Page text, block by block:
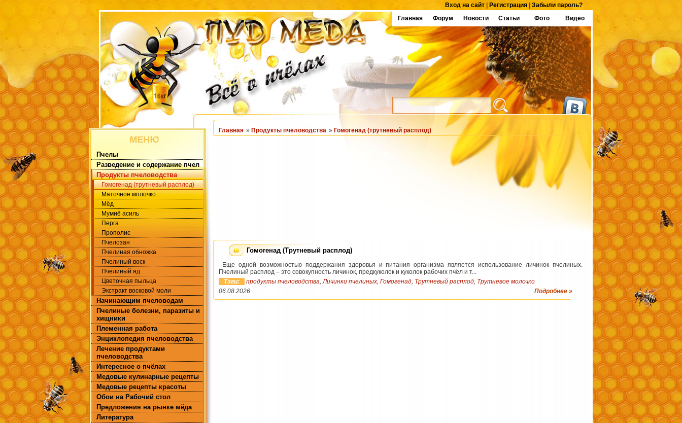
Вход на сайт Регистрация
Забыли пароль?
Главная
Форум Новости Статьи Фото Видео
Пчелы
Разведение и содержание пчел
Продукты пчеловодства
Гомогенад (трутневый расплод)
Маточное молочко
Мёд
Мумиё асиль
Перга
Прополис
Пчелозан
Пчелиная обножка
Пчелиный воск
Пчелиный яд
Цветочная пыльца
Экстракт восковой моли
Начинающим пчеловодам
Пчелиные болезни, паразиты и
хищники
Племенная работа
Энциклопедия пчеловодства
Лечение продуктами
пчеловодства
Интересное о пчёлах
Медовые кулинарные рецепты
Медовые рецепты красоты
Обои на Рабочий стол
Предложения на рынке мёда
Литература
Главная » Продукты пчеловодства » Гомогенад (трутневый расплод)
Гомогенад (Трутневый расплод)
Еще одной возможностью поддержания здоровья и питания организма является использование личинок пчелиных.
Пчелиный расплод – это совокупность личинок, предкуколок и куколок рабочих пчёл и т...
Тэги:
продукты пчеловодства,Личинки пчелиных, Гомогенад, Трутневый расплод, Трутневое молочко
06.08.2026
Подробнее »